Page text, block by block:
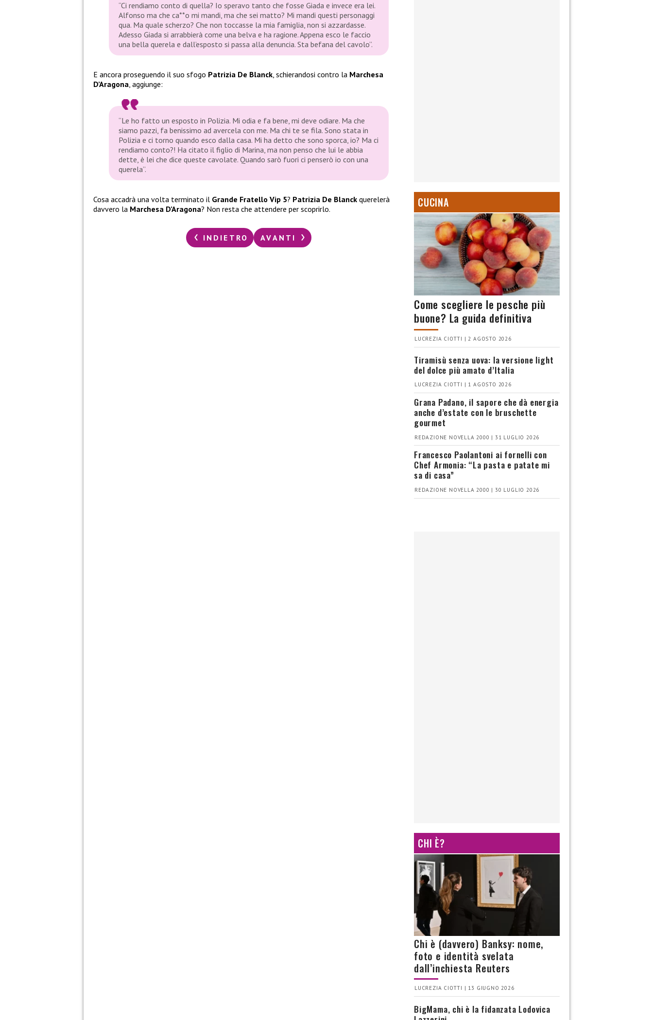
“Ci rendiamo conto di quella? Io speravo tanto che fosse Giada e invece era lei.
Alfonso ma che ca**o mi mandi, ma che sei matto? Mi mandi questi personaggi
qua. Ma quale scherzo? Che non toccasse la mia famiglia, non si azzardasse.
Adesso Giada si arrabbierà come una belva e ha ragione. Appena esco le faccio
una bella querela e dall’esposto si passa alla denuncia. Sta befana del cavolo”.
E ancora proseguendo il suo sfogo Patrizia De Blanck, schierandosi contro la Marchesa
D’Aragona, aggiunge:
“Le ho fatto un esposto in Polizia. Mi odia e fa bene, mi deve odiare. Ma che
siamo pazzi, fa benissimo ad avercela con me. Ma chi te se fila. Sono stata in
Polizia e ci torno quando esco dalla casa. Mi ha detto che sono sporca, io? Ma ci
rendiamo conto?! Ha citato il figlio di Marina, ma non penso che lui le abbia
dette, è lei che dice queste cavolate. Quando sarò fuori ci penserò io con una
querela”.
Cosa accadrà una volta terminato il Grande Fratello Vip 5? Patrizia De Blanck querelerà
davvero la Marchesa D’Aragona? Non resta che attendere per scoprirlo.
INDIETRO AVANTI
CUCINA
Come scegliere le pesche più
buone? La guida definitiva
LUCREZIA CIOTTI | 2 AGOSTO 2026
Tiramisù senza uova: la versione light
del dolce più amato d’Italia
LUCREZIA CIOTTI | 1 AGOSTO 2026
Grana Padano, il sapore che dà energia
anche d’estate con le bruschette
gourmet
REDAZIONE NOVELLA 2000 | 31 LUGLIO 2026
Francesco Paolantoni ai fornelli con
Chef Armonia: “La pasta e patate mi
sa di casa”
REDAZIONE NOVELLA 2000 | 30 LUGLIO 2026
CHI È?
Chi è (davvero) Banksy: nome,
foto e identità svelata
dall’inchiesta Reuters
LUCREZIA CIOTTI | 13 GIUGNO 2026
BigMama, chi è la fidanzata Lodovica